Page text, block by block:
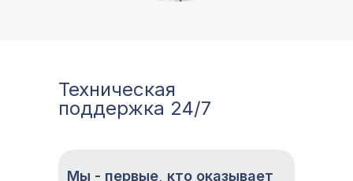
Техническая
поддержка 24/7
Мы - первые, кто оказывает